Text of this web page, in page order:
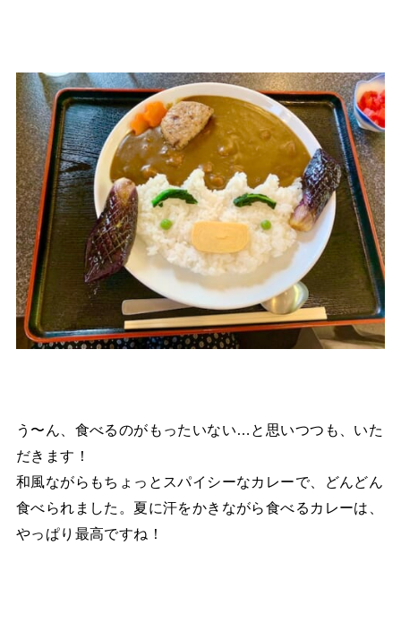
う〜ん、食べるのがもったいない…と思いつつも、いた
だきます！
和風ながらもちょっとスパイシーなカレーで、どんどん
食べられました。夏に汗をかきながら食べるカレーは、
やっぱり最高ですね！